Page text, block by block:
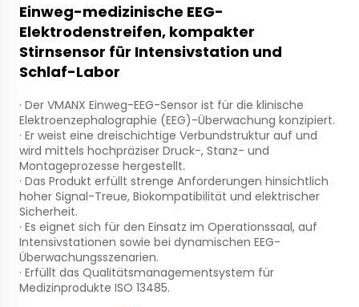
Einweg-medizinische EEG-
Elektrodenstreifen, kompakter
Stirnsensor für Intensivstation und
Schlaf-Labor
· Der VMANX Einweg-EEG-Sensor ist für die klinische
Elektroenzephalographie (EEG)-Überwachung konzipiert.
· Er weist eine dreischichtige Verbundstruktur auf und
wird mittels hochpräziser Druck-, Stanz- und
Montageprozesse hergestellt.
· Das Produkt erfüllt strenge Anforderungen hinsichtlich
hoher Signal-Treue, Biokompatibilität und elektrischer
Sicherheit.
· Es eignet sich für den Einsatz im Operationssaal, auf
Intensivstationen sowie bei dynamischen EEG-
Überwachungsszenarien.
· Erfüllt das Qualitätsmanagementsystem für
Medizinprodukte ISO 13485.